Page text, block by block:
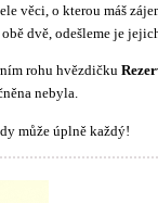
věci, o kterou máš
dvě, odešleme je
rohu hvězdičku
nebyla.
může úplně každý!